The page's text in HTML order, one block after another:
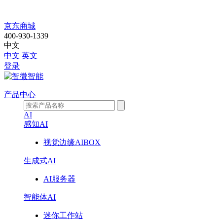
走
进
智
微
京东商城
400-930-1339
中文
中文 英文
登录
产品中心
AI
感知AI
视觉边缘AIBOX
生成式AI
AI服务器
智能体AI
迷你工作站